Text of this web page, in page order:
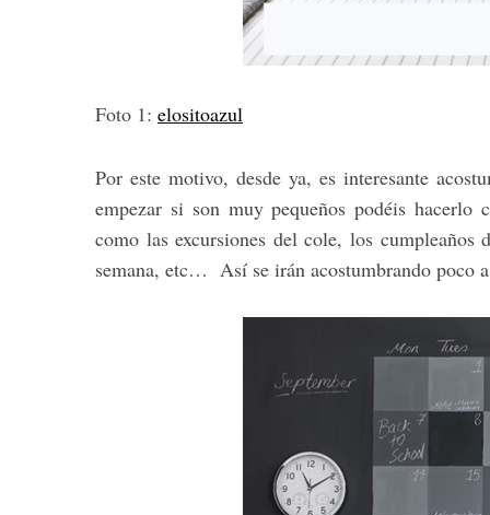
Foto 1: elositoazul
Por este motivo, desde ya, es interesante
empezar si son muy pequeños podéis
como las excursiones del cole, los
semana, etc… Así se irán acostumbrando poco